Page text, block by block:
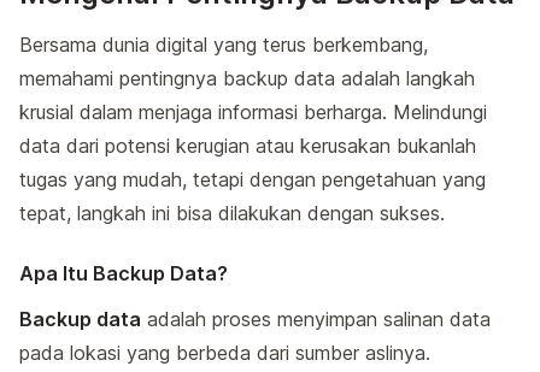
Bersama dunia digital yang terus berkembang,
memahami pentingnya backup data adalah langkah
krusial dalam menjaga informasi berharga. Melindungi
data dari potensi kerugian atau kerusakan bukanlah
tugas yang mudah, tetapi dengan pengetahuan yang
tepat, langkah ini bisa dilakukan dengan sukses.
Apa Itu Backup Data?
Backup data adalah proses menyimpan salinan data
pada lokasi yang berbeda dari sumber aslinya.